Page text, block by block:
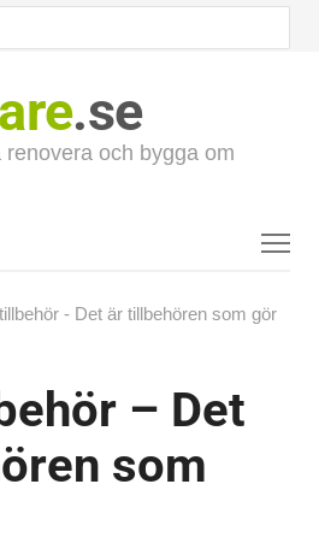
.se
och bygga om
- Det är tillbehören som gör
– Det
som